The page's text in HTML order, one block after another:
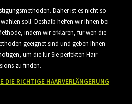
Daher ist es nicht so
soll. Deshalb helfen wir Ihnen bei
indem wir erklären, für wen die
geeignet sind und geben Ihnen
um die für Sie perfekten Hair
zu finden.
DIE RICHTIGE HAARVERLÄNGERUNG